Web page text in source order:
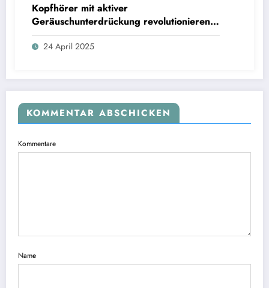
Kopfhörer mit aktiver
Geräuschunterdrückung revolutionieren
das Hörerlebnis für anspruchsvolle
Audiophile.
24 April 2025
KOMMENTAR ABSCHICKEN
Kommentare
Name